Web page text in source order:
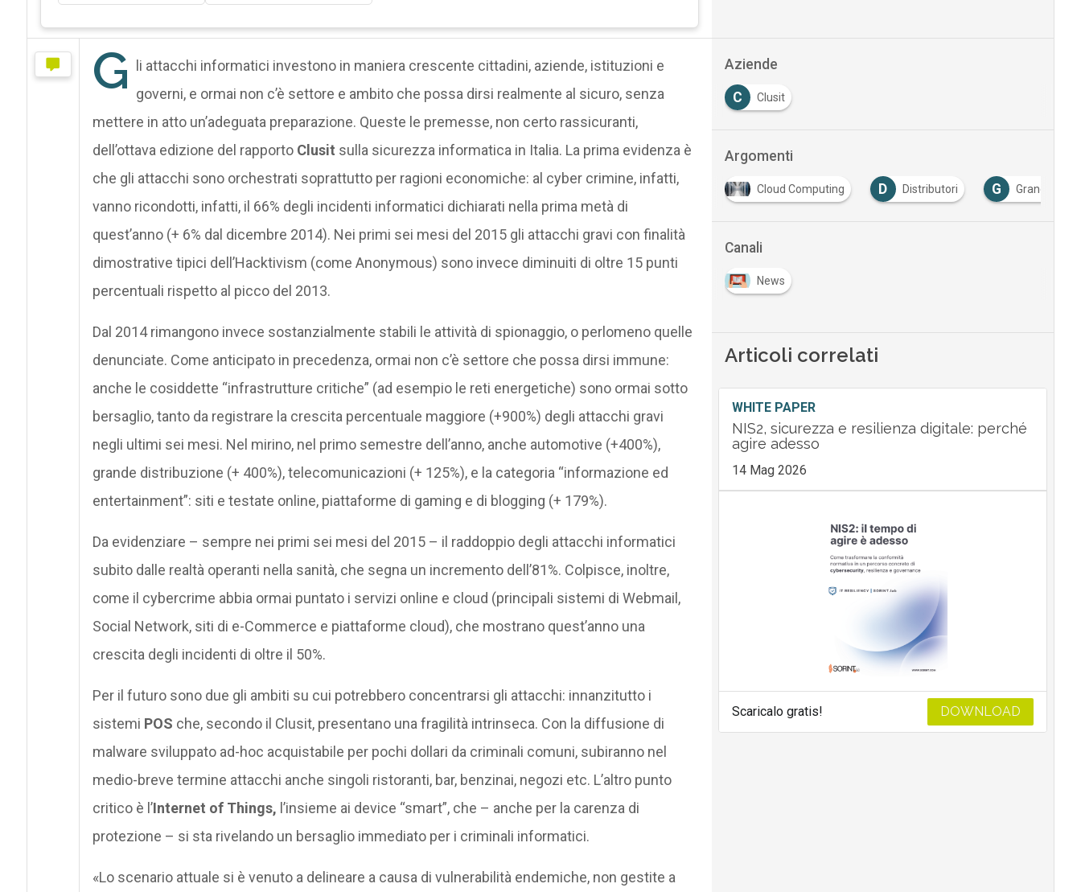
G li attacchi informatici investono in maniera crescente cittadini, aziende, istituzioni e
governi, e ormai non c’è settore e ambito che possa dirsi realmente al sicuro, senza
mettere in atto un’adeguata preparazione. Queste le premesse, non certo rassicuranti,
dell’ottava edizione del rapporto Clusit sulla sicurezza informatica in Italia. La prima evidenza è
che gli attacchi sono orchestrati soprattutto per ragioni economiche: al cyber crimine, infatti,
vanno ricondotti, infatti, il 66% degli incidenti informatici dichiarati nella prima metà di
quest’anno (+ 6% dal dicembre 2014). Nei primi sei mesi del 2015 gli attacchi gravi con finalità
dimostrative tipici dell’Hacktivism (come Anonymous) sono invece diminuiti di oltre 15 punti
percentuali rispetto al picco del 2013.
Dal 2014 rimangono invece sostanzialmente stabili le attività di spionaggio, o perlomeno quelle
denunciate. Come anticipato in precedenza, ormai non c’è settore che possa dirsi immune:
anche le cosiddette “infrastrutture critiche” (ad esempio le reti energetiche) sono ormai sotto
bersaglio, tanto da registrare la crescita percentuale maggiore (+900%) degli attacchi gravi
negli ultimi sei mesi. Nel mirino, nel primo semestre dell’anno, anche automotive (+400%),
grande distribuzione (+ 400%), telecomunicazioni (+ 125%), e la categoria “informazione ed
entertainment”: siti e testate online, piattaforme di gaming e di blogging (+ 179%).
Da evidenziare – sempre nei primi sei mesi del 2015 – il raddoppio degli attacchi informatici
subito dalle realtà operanti nella sanità, che segna un incremento dell’81%. Colpisce, inoltre,
come il cybercrime abbia ormai puntato i servizi online e cloud (principali sistemi di Webmail,
Social Network, siti di e-Commerce e piattaforme cloud), che mostrano quest’anno una
crescita degli incidenti di oltre il 50%.
Per il futuro sono due gli ambiti su cui potrebbero concentrarsi gli attacchi: innanzitutto i
sistemi POS che, secondo il Clusit, presentano una fragilità intrinseca. Con la diffusione di
malware sviluppato ad-hoc acquistabile per pochi dollari da criminali comuni, subiranno nel
medio-breve termine attacchi anche singoli ristoranti, bar, benzinai, negozi etc. L’altro punto
critico è l’Internet of Things, l’insieme ai device “smart”, che – anche per la carenza di
protezione – si sta rivelando un bersaglio immediato per i criminali informatici.
«Lo scenario attuale si è venuto a delineare a causa di vulnerabilità endemiche, non gestite a
Aziende
C Clusit
Argomenti
Canale Cloud Computing D Distributori G Grande
Canali
News
Articoli correlati
WHITE PAPER
NIS2, sicurezza e resilienza digitale: perché
agire adesso
14 Mag 2026
Scaricalo gratis! DOWNLOAD